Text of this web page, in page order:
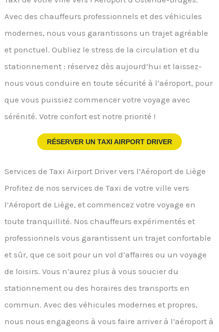
Avec des chauffeurs professionnels et des véhicules
modernes, nous vous garantissons un trajet agréable
et ponctuel. Oubliez le stress de la circulation et du
stationnement : réservez dès aujourd’hui et laissez-
nous vous conduire en toute sécurité à l’aéroport, pour
que vous puissiez commencer votre voyage avec
sérénité. Votre confort est notre priorité !
RÉSERVER UN TAXI AIRPORT DRIVER
Services de Taxi Airport Driver vers l’Aéroport de Liège
Profitez de nos services de Taxi de votre ville vers
l’Aéroport de Liège, et commencez votre voyage en
toute tranquillité. Nos chauffeurs expérimentés et
professionnels vous garantissent un trajet confortable
et sûr, que ce soit pour un vol d’affaires ou un voyage
de loisirs. Vous n’aurez plus à vous soucier du
stationnement ou des horaires des transports en
commun. Avec des véhicules modernes et propres,
nous nous engageons à vous faire arriver à l’aéroport à